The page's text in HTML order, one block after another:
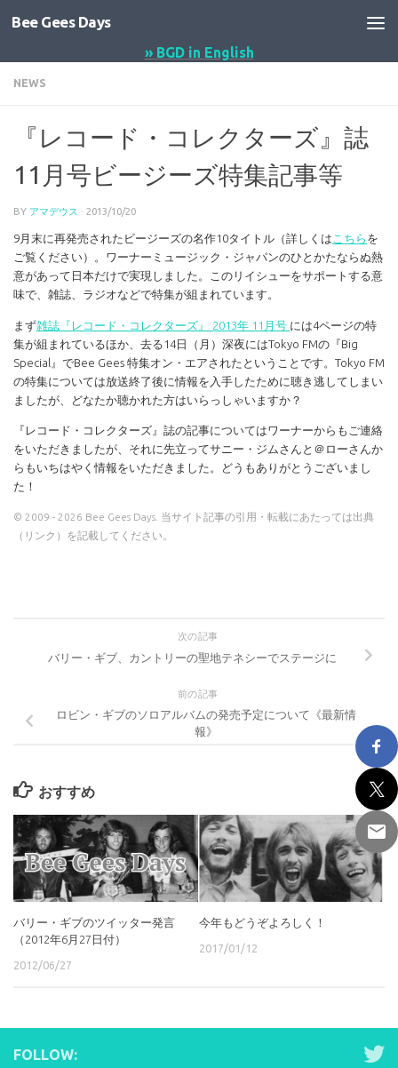
コンテンツへスキップ
Bee Gees Days
» BGD in English
NEWS
『レコード・コレクターズ』誌
11月号ビージーズ特集記事等
BY アマデウス · 2013/10/20
9月末に再発売されたビージーズの名作10タイトル（詳しくは こちら を
ご覧ください）。ワーナーミュージック・ジャパンのひとかたならぬ熱
意があって日本だけで実現しました。このリイシューをサポートする意
味で、雑誌、ラジオなどで特集が組まれています。
まず雑誌『レコード・コレクターズ』 2013年 11月号 には4ページの特
集が組まれているほか、去る14日（月）深夜にはTokyo FMの『Big
Special』でBee Gees 特集オン・エアされたということです。Tokyo FM
の特集については放送終了後に情報を入手したために聴き逃してしまい
ましたが、どなたか聴かれた方はいらっしゃいますか？
『レコード・コレクターズ』誌の記事についてはワーナーからもご連絡
をいただきましたが、それに先立ってサニー・ジムさんと＠ローさんか
らもいちはやく情報をいただきました。どうもありがとうございまし
た！
© 2009 - 2026 Bee Gees Days. 当サイト記事の引用・転載にあたっては出典
（リンク）を記載してください。
次の記事
バリー・ギブ、カントリーの聖地テネシーでステージに
前の記事
ロビン・ギブのソロアルバムの発売予定について《最新情
報》
おすすめ
バリー・ギブのツイッター発言
（2012年6月27日付）
2012/06/27
今年もどうぞよろしく！
2017/01/12
FOLLOW: